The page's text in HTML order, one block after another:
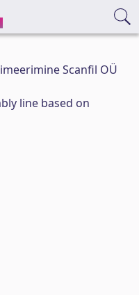
Scanfil OÜ
line based on